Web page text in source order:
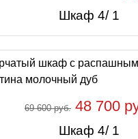
Шкаф 4/ 1
69 600 руб. 48 700
Шкаф 4/ 1